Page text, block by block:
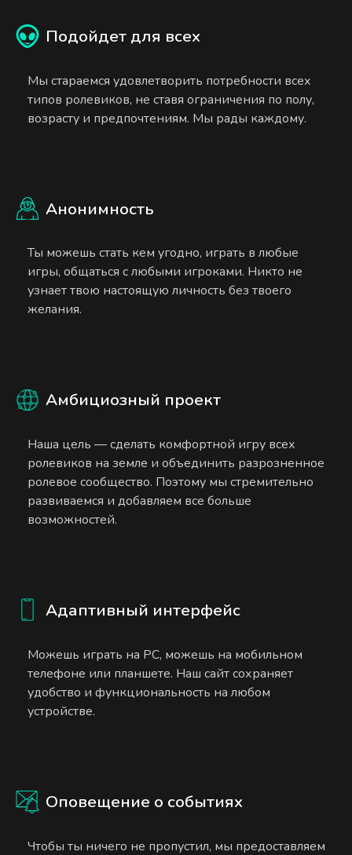
Подойдет для всех
Мы стараемся удовлетворить потребности всех
типов ролевиков, не ставя ограничения по полу,
возрасту и предпочтениям. Мы рады каждому.
Анонимность
Ты можешь стать кем угодно, играть в любые
игры, общаться с любыми игроками. Никто не
узнает твою настоящую личность без твоего
желания.
Амбициозный проект
Наша цель — сделать комфортной игру всех
ролевиков на земле и объединить разрозненное
ролевое сообщество. Поэтому мы стремительно
развиваемся и добавляем все больше
возможностей.
Адаптивный интерфейс
Можешь играть на PC, можешь на мобильном
телефоне или планшете. Наш сайт сохраняет
удобство и функциональность на любом
устройстве.
Оповещение о событиях
Чтобы ты ничего не пропустил, мы предоставляем